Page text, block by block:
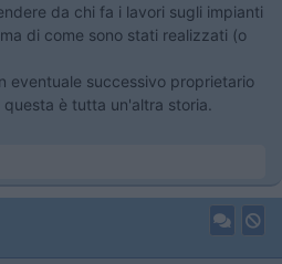
da chi fa i lavori sugli impianti
di come sono stati realizzati (o
eventuale successivo proprietario
è tutta un'altra storia.